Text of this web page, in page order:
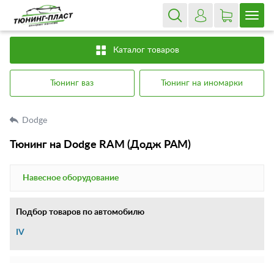
Каталог товаров
Тюнинг ваз Тюнинг на иномарки
Dodge
Тюнинг на Dodge RAM (Додж РАМ)
Навесное оборудование
Подбор товаров по автомобилю
IV